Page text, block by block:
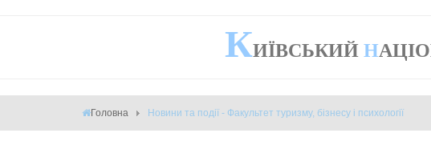
КИЇВСЬКИЙ Н
Головна Новини та події - Факультет туризму, бізнесу і психології